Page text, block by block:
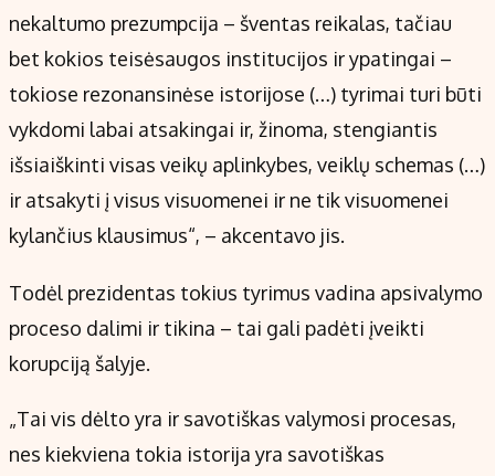
nekaltumo prezumpcija – šventas reikalas, tačiau
bet kokios teisėsaugos institucijos ir ypatingai –
tokiose rezonansinėse istorijose (…) tyrimai turi būti
vykdomi labai atsakingai ir, žinoma, stengiantis
išsiaiškinti visas veikų aplinkybes, veiklų schemas (…)
ir atsakyti į visus visuomenei ir ne tik visuomenei
kylančius klausimus“, – akcentavo jis.
Todėl prezidentas tokius tyrimus vadina apsivalymo
proceso dalimi ir tikina – tai gali padėti įveikti
korupciją šalyje.
„Tai vis dėlto yra ir savotiškas valymosi procesas,
nes kiekviena tokia istorija yra savotiškas